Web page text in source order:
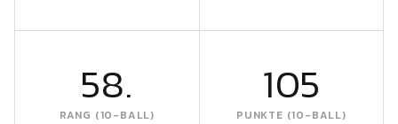
58.
RANG (10-BALL)
105
PUNKTE (10-BALL)